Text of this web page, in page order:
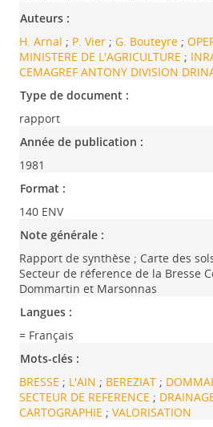
Auteurs :
H. Arnal ; P. Vier ;G. Bouteyre ;
MINISTERE DE L'AGRICULTURE ;
CEMAGREF ANTONY DIVISION
Type de document :
rapport
Année de publication :
1981
Format :
140 ENV
Note générale :
Rapport de synthèse ; Carte des
Secteur de réference de la Bresse
Dommartin et Marsonnas
Langues :
= Français
Mots-clés :
BRESSE ; L'AIN ; BEREZIAT ;
SECTEUR DE REFERENCE ;
CARTOGRAPHIE ;VALORISATION